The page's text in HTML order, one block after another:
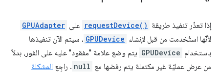
إذا تعذّر تنفيذ طريقة requestDevice() على GPUAdapter
لأنّها استُخدمت من قبل لإنشاء GPUDevice ، سيتم الآن تنفيذها
باستخدام GPUDevice يتم وضع علامة "مفقود" عليه على الفور، بدلاً
من عرض عمليّة غير مكتملة يتم رفضها مع null . راجِع المشكلة